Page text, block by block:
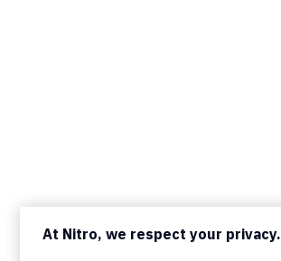
At Nitro, we respect your privacy.